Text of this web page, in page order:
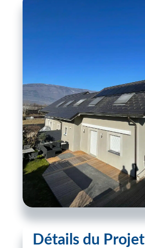
Détails du Projet